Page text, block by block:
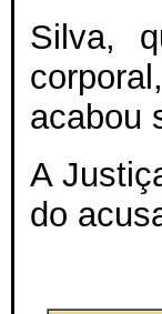
Silva,
acabou
A
do